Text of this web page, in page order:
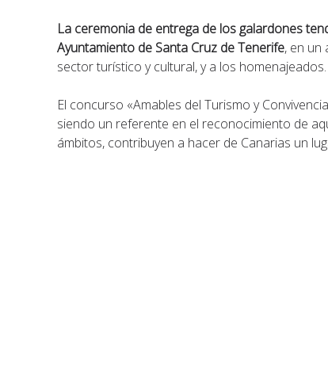
La ceremonia de entrega de los galardones
Ayuntamiento de Santa Cruz de Tenerife, en un
sector turístico y cultural, y a los homenajeados.
El concurso «Amables del Turismo y
siendo un referente en el reconocimiento de
ámbitos, contribuyen a hacer de Canarias un